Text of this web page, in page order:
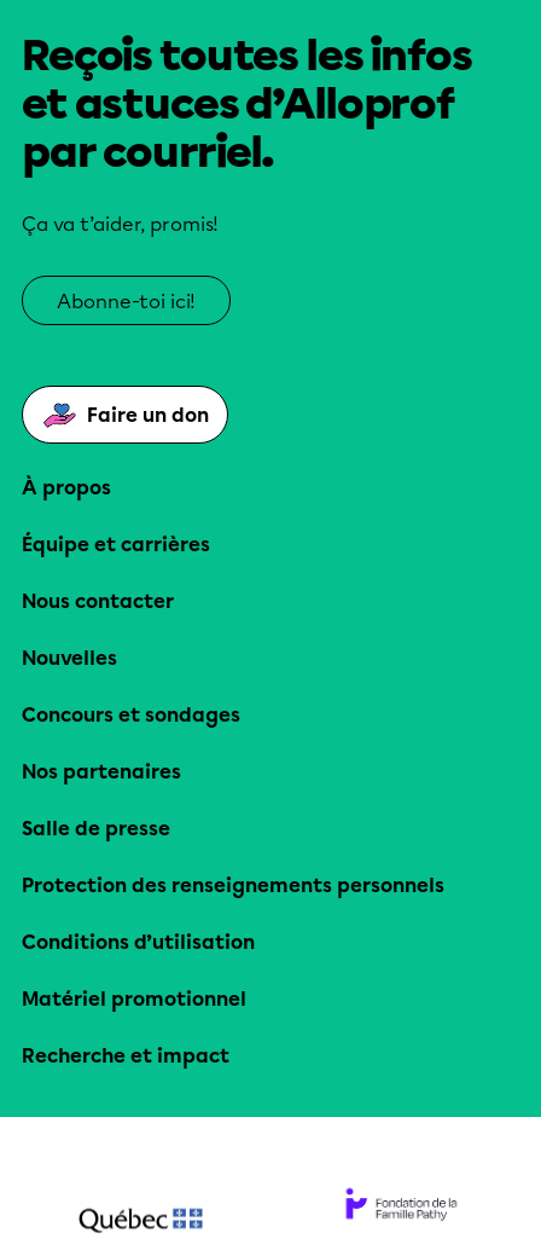
Reçois toutes les infos
et astuces d’Alloprof
par courriel.
Ça va t’aider, promis!
Abonne-toi ici!
Faire un don
À propos
Équipe et carrières
Nous contacter
Nouvelles
Concours et sondages
Nos partenaires
Salle de presse
Protection des renseignements personnels
Conditions d’utilisation
Matériel promotionnel
Recherche et impact